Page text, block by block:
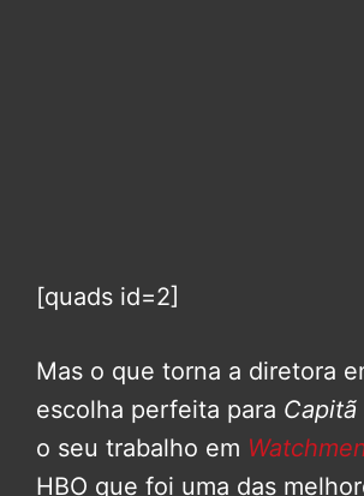
[quads id=2]
Mas o que torna a diretora
escolha perfeita para
o seu trabalho em
HBO que foi uma das